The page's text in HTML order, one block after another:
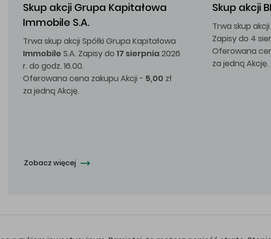
Skup akcji Grupa Kapitałowa
Immobile S.A.
Trwa skup akcji Spółki Grupa Kapitałowa
Immobile S.A. Zapisy do 17 sierpnia2026
r. do godz. 16.00.
Oferowana cena zakupu Akcji - 5,00 zł
za jedną Akcję.
Skup akcji
Trwa skup akcji
Zapisy do 4
Oferowana
za jedną Akcję.
Zobacz więcej